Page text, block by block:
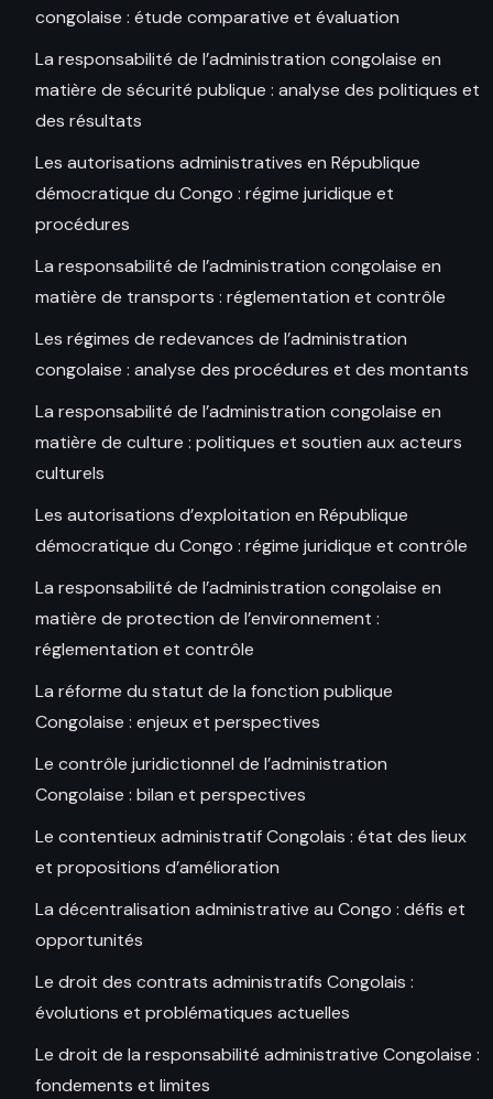
congolaise : étude comparative et évaluation
La responsabilité de l’administration congolaise en
matière de sécurité publique : analyse des politiques et
des résultats
Les autorisations administratives en République
démocratique du Congo : régime juridique et
procédures
La responsabilité de l’administration congolaise en
matière de transports : réglementation et contrôle
Les régimes de redevances de l’administration
congolaise : analyse des procédures et des montants
La responsabilité de l’administration congolaise en
matière de culture : politiques et soutien aux acteurs
culturels
Les autorisations d’exploitation en République
démocratique du Congo : régime juridique et contrôle
La responsabilité de l’administration congolaise en
matière de protection de l’environnement :
réglementation et contrôle
La réforme du statut de la fonction publique
Congolaise : enjeux et perspectives
Le contrôle juridictionnel de l’administration
Congolaise : bilan et perspectives
Le contentieux administratif Congolais : état des lieux
et propositions d’amélioration
La décentralisation administrative au Congo : défis et
opportunités
Le droit des contrats administratifs Congolais :
évolutions et problématiques actuelles
Le droit de la responsabilité administrative Congolaise :
fondements et limites